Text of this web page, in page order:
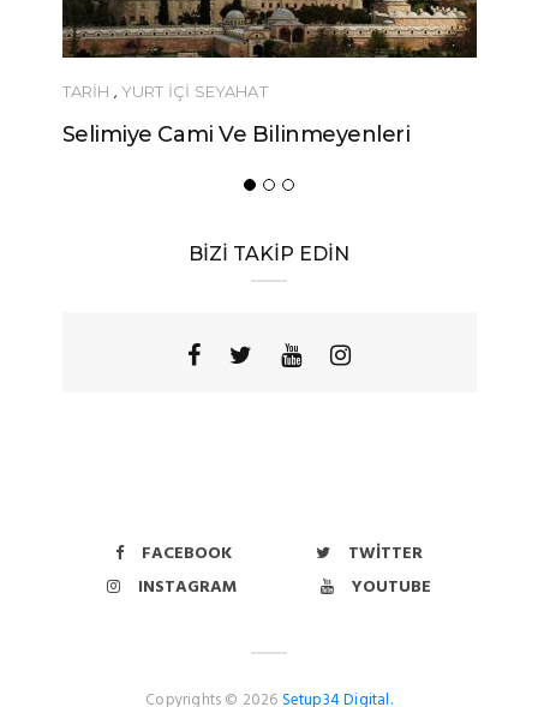
TARİH , YURT İÇİ SEYAHAT
Selimiye Cami Ve Bilinmeyenleri
BİZİ TAKİP EDİN
FACEBOOK
TWITTER
INSTAGRAM
YOUTUBE
Copyrights © 2026 Setup34 Digital.